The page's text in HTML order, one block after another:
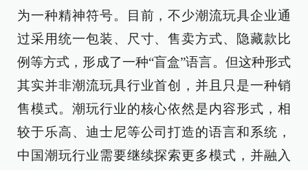
为一种精神符号。目前，不少潮流玩具企业通
过采用统一包装、尺寸、售卖方式、隐藏款比
例等方式，形成了一种“盲盒”语言。但这种形式
其实并非潮流玩具行业首创，并且只是一种销
售模式。潮玩行业的核心依然是内容形式，相
较于乐高、迪士尼等公司打造的语言和系统，
中国潮玩行业需要继续探索更多模式，并融入